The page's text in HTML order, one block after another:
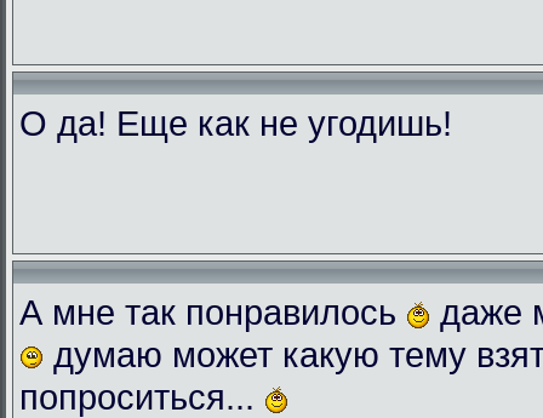
О да! Еще как не угодишь!
А мне так понравилось
даже
думаю может какую тему
попроситься...